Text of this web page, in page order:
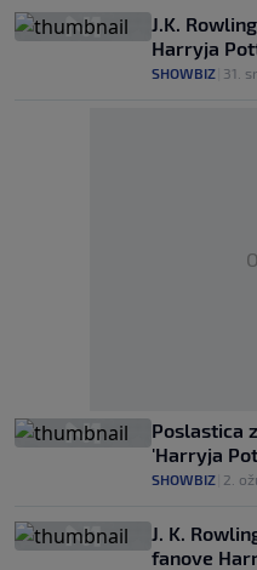
J.K.
Harryja
SHOWBIZ 31.
Poslastica
'Harryja
SHOWBIZ 2.
J. K.
fanove